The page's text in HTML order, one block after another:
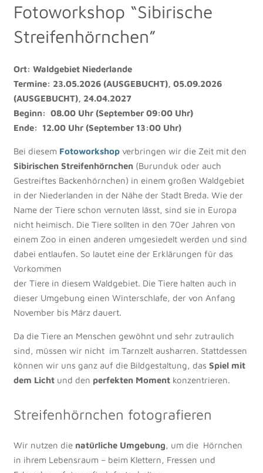
Fotoworkshop “Sibirische
Streifenhörnchen”
Ort: Waldgebiet Niederlande
Termine: 23.05.2026 (AUSGEBUCHT), 05.09.2026
(AUSGEBUCHT), 24.04.2027
Beginn: 08.00 Uhr (September 09:00 Uhr)
Ende: 12.00 Uhr (September 13:00 Uhr)
Bei diesem Fotoworkshopverbringen wir die Zeit mit den
Sibirischen Streifenhörnchen (Burunduk oder auch
Gestreiftes Backenhörnchen) in einem großen Waldgebiet
in der Niederlanden in der Nähe der Stadt Breda. Wie der
Name der Tiere schon vernuten lässt, sind sie in Europa
nicht heimisch. Die Tiere sollten in den 70er Jahren von
einem Zoo in einen anderen umgesiedelt werden und sind
dabei entlaufen. So lautet eine der Erklärungen für das
Vorkommen
der Tiere in diesem Waldgebiet. Die Tiere halten auch in
dieser Umgebung einen Winterschlafe, der von Anfang
November bis März dauert.
Da die Tiere an Menschen gewöhnt und sehr zutraulich
sind, müssen wir nicht im Tarnzelt ausharren. Stattdessen
können wir uns ganz auf die Bildgestaltung, das Spiel mit
dem Lichtund den perfekten Momentkonzentrieren.
Streifenhörnchen fotografieren
Wir nutzen die natürliche Umgebung, um die Hörnchen
in ihrem Lebensraum – beim Klettern, Fressen und